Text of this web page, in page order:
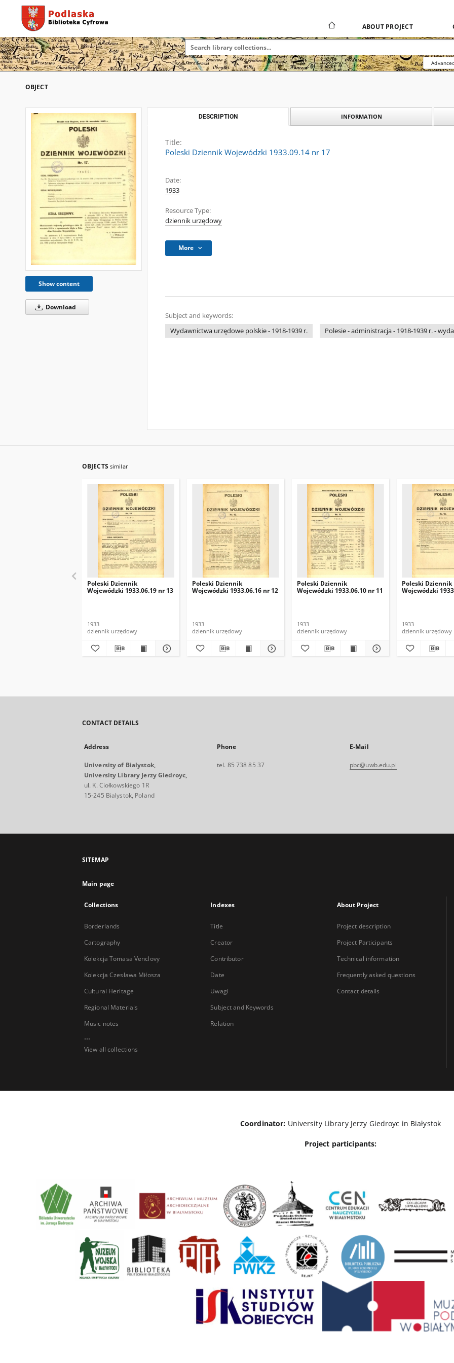
ABOUT PROJECT
OBJECT
Show content
Download
DESCRIPTION INFORMATION
Title:
Poleski Dziennik Wojewódzki 1933.09.14 nr 17
Date:
1933
Resource Type:
dziennik urzędowy
More
Subject and keywords:
Wydawnictwa urzędowe polskie - 1918-1939 r.
Polesie - administracja - 1918-1939 r. -
OBJECTS similar
Poleski Dziennik
Wojewódzki 1933.06.19 nr 13
1933
dziennik urzędowy
Poleski Dziennik
Wojewódzki 1933.06.16 nr 12
1933
dziennik urzędowy
Poleski Dziennik
Wojewódzki 1933.06.10 nr 11
1933
dziennik urzędowy
Poleski Dziennik
Wojewódzki
1933
dziennik urzędowy
CONTACT DETAILS
Address
University of Bialystok,
University Library Jerzy Giedroyc,
ul. K. Ciołkowskiego 1R
15-245 Bialystok, Poland
Phone
tel. 85 738 85 37
E-Mail
pbc@uwb.edu.pl
SITEMAP
Main page
Collections
Borderlands
Cartography
Kolekcja Tomasa Venclovy
Kolekcja Czesława Miłosza
Cultural Heritage
Regional Materials
Music notes
...
View all collections
Indexes
Title
Creator
Contributor
Date
Uwagi
Subject and Keywords
Relation
About Project
Project description
Project Participants
Technical information
Frequently asked questions
Contact details
Coordinator: University Library Jerzy Giedroyc in Białystok
Project participants: